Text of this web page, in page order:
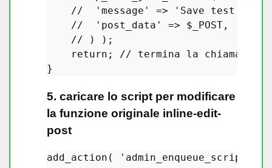
//  'message' => 'Save test!',
//  'post_data' => $_POST,
// ) );
return ; // termina la chiamata
5. caricare lo script per modificare
la funzione originale inline-edit-
post
add_action ( 'admin_enqueue_scripts'